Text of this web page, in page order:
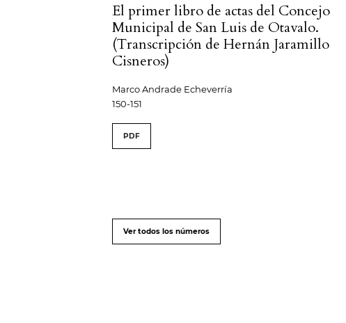
El primer libro de actas del Concejo
Municipal de San Luis de Otavalo.
(Transcripción de Hernán Jaramillo
Cisneros)
Marco Andrade Echeverría
150-151
PDF
Ver todos los números